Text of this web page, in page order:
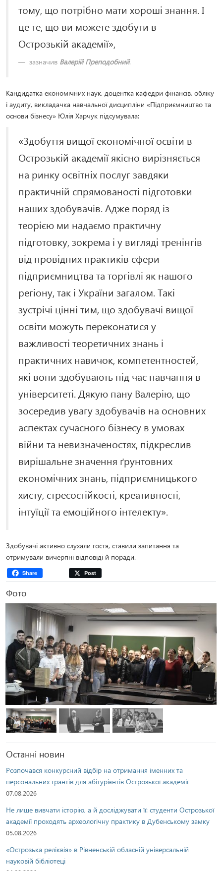
тому, що потрібно мати хороші знання. І
це те, що ви можете здобути в
Острозькій академії»,
зазначив Валерій Преподобний.
Кандидатка економічних наук, доцентка кафедри фінансів, обліку
і аудиту, викладачка навчальної дисципліни «Підприємництво та
основи бізнесу» Юлія Харчук підсумувала:
«Здобуття вищої економічної освіти в
Острозькій академії якісно вирізняється
на ринку освітніх послуг завдяки
практичній спрямованості підготовки
наших здобувачів. Адже поряд із
теорією ми надаємо практичну
підготовку, зокрема і у вигляді тренінгів
від провідних практиків сфери
підприємництва та торгівлі як нашого
регіону, так і України загалом. Такі
зустрічі цінні тим, що здобувачі вищої
освіти можуть переконатися у
важливості теоретичних знань і
практичних навичок, компетентностей,
які вони здобувають під час навчання в
університеті. Дякую пану Валерію, що
зосередив увагу здобувачів на основних
аспектах сучасного бізнесу в умовах
війни та невизначеностях, підкреслив
вирішальне значення ґрунтовних
економічних знань, підприємницького
хисту, стресостійкості, креативності,
інтуїції та емоційного інтелекту».
Здобувачі активно слухали гостя, ставили запитання та
отримували вичерпні відповіді й поради.
Share Post
Фото
Попередня
Останні новин
Розпочався конкурсний відбір на отримання іменних та
персональних грантів для абітурієнтів Острозької академії
07.08.2026
Не лише вивчати історію, а й досліджувати її: студенти Острозької
академії проходять археологічну практику в Дубенському замку
05.08.2026
«Острозька реліквія» в Рівненській обласній універсальній
науковій бібліотеці